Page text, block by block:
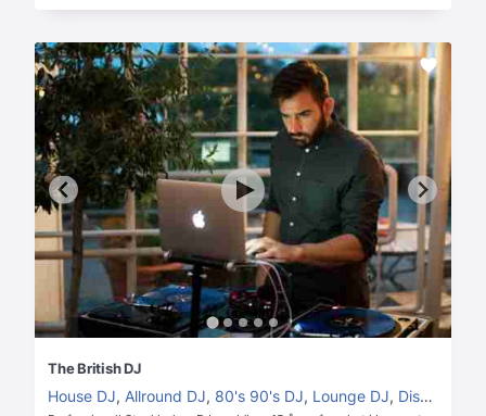
The British DJ
House DJ, Allround DJ, 80's 90's DJ, Lounge DJ, Disco DJ